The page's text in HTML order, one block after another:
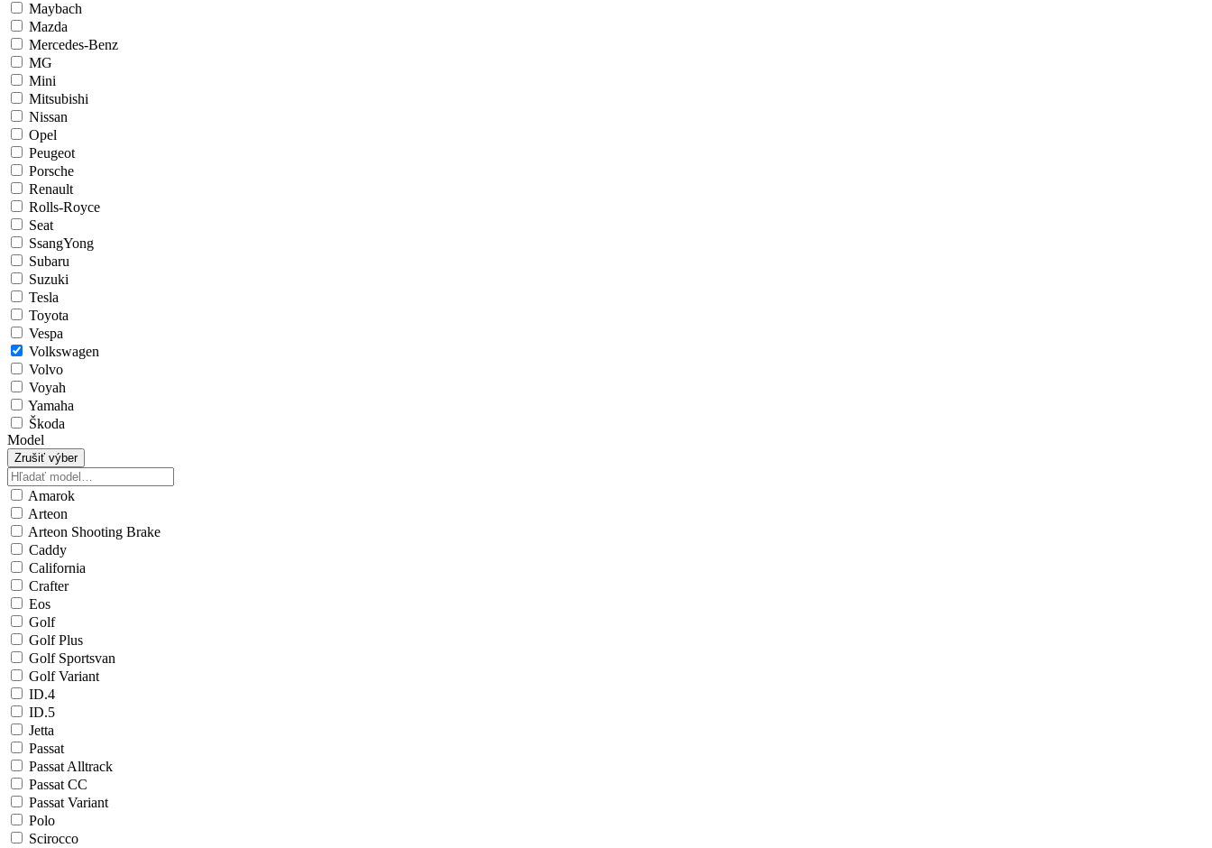
Maybach
Mazda
Mercedes-Benz
MG
Mini
Mitsubishi
Nissan
Opel
Peugeot
Porsche
Renault
Rolls-Royce
Seat
SsangYong
Subaru
Suzuki
Tesla
Toyota
Vespa
Volkswagen
Volvo
Voyah
Yamaha
Škoda
Model
Zrušiť výber
Amarok
Arteon
Arteon Shooting Brake
Caddy
California
Crafter
Eos
Golf
Golf Plus
Golf Sportsvan
Golf Variant
ID.4
ID.5
Jetta
Passat
Passat Alltrack
Passat CC
Passat Variant
Polo
Scirocco